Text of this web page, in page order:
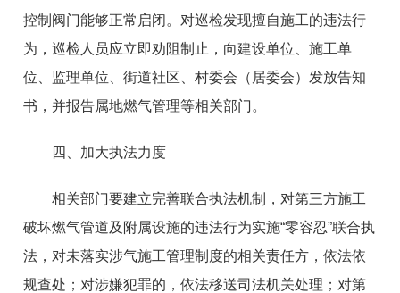
控制阀门能够正常启闭。对巡检发现擅自施工的违法行
为，巡检人员应立即劝阻制止，向建设单位、施工单
位、监理单位、街道社区、村委会（居委会）发放告知
书，并报告属地燃气管理等相关部门。
四、加大执法力度
相关部门要建立完善联合执法机制，对第三方施工
破坏燃气管道及附属设施的违法行为实施“零容忍”联合执
法，对未落实涉气施工管理制度的相关责任方，依法依
规查处；对涉嫌犯罪的，依法移送司法机关处理；对第